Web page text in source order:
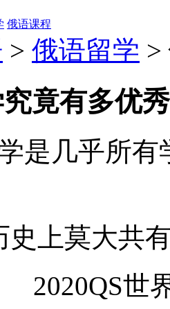
俄语课程
> 俄语留学 >
竟有多优
是几乎所
史上莫大共
2020QS世